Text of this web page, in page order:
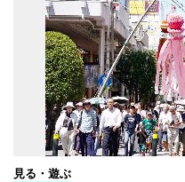
見る・遊ぶ